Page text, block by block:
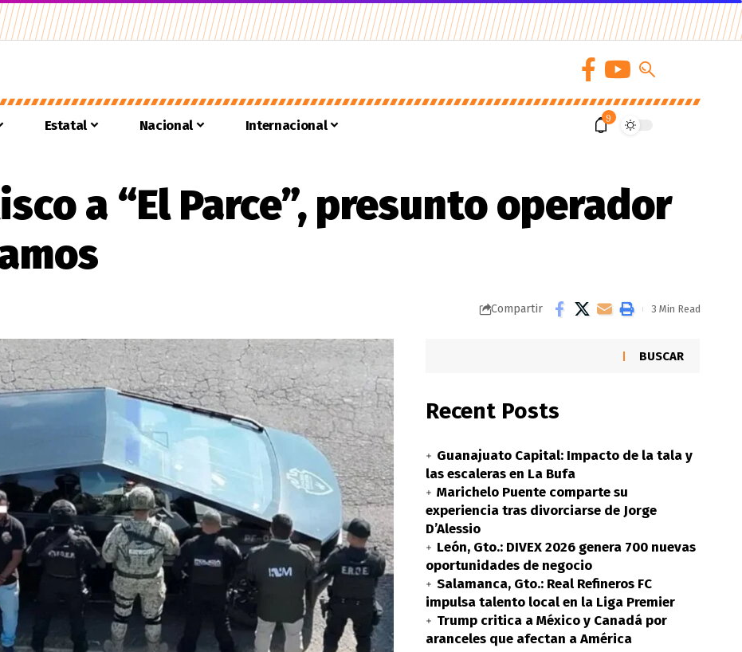
Estatal Nacional Internacional 9
a “El Parce”, presunto operador
Compartir 3 Min Read
BUSCAR
Recent Posts
Guanajuato Capital: Impacto de la tala y
las escaleras en La Bufa
Marichelo Puente comparte su
experiencia tras divorciarse de Jorge
D’Alessio
León, Gto.: DIVEX 2026 genera 700 nuevas
oportunidades de negocio
Salamanca, Gto.: Real Refineros FC
impulsa talento local en la Liga Premier
Trump critica a México y Canadá por
aranceles que afectan a América